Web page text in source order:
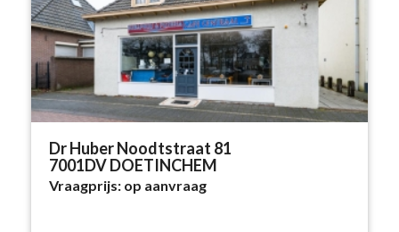
Dr Huber Noodtstraat 81
7001DV DOETINCHEM
Vraagprijs: op aanvraag